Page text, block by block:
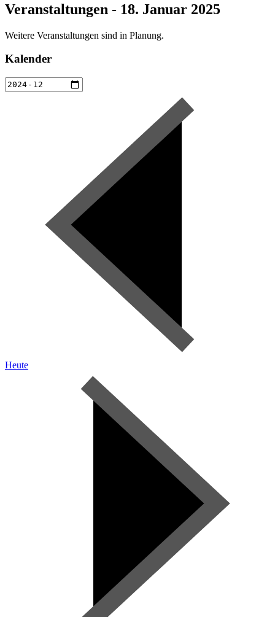
Veranstaltungen - 18. Januar 2025
Weitere Veranstaltungen sind in Planung.
Kalender
Heute